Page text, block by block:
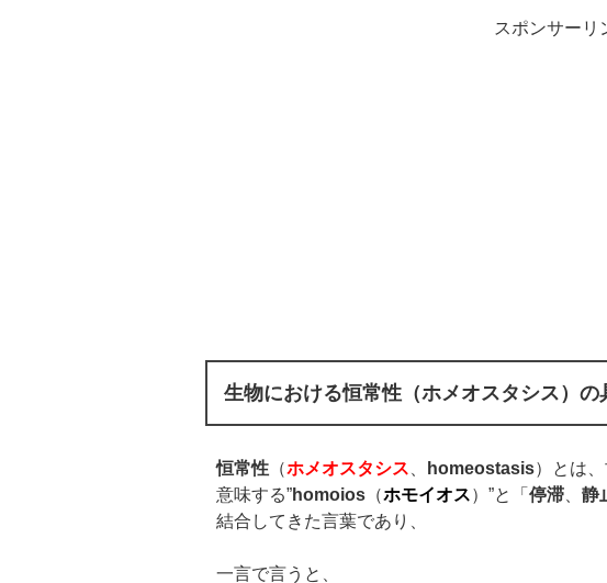
スポンサーリ
生物における恒常性（ホメオスタシス） の
恒常性 （ホメオスタシス homeostasis）とは
意味する”homoios （ホモイオス）”と「 停滞 静
結合してきた言葉であり、
一言で言うと、